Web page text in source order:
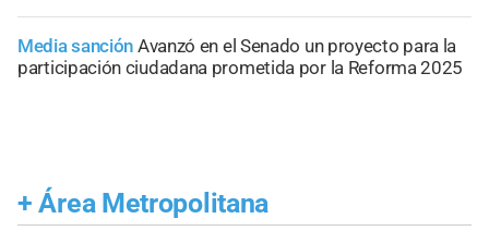
Media sanción Avanzó en el Senado un proyecto para la
participación ciudadana prometida por la Reforma 2025
+ Área Metropolitana